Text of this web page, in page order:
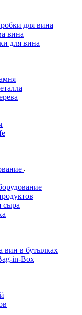
для вина
вина
для вина
сыра
вин в бутылках
in-Box